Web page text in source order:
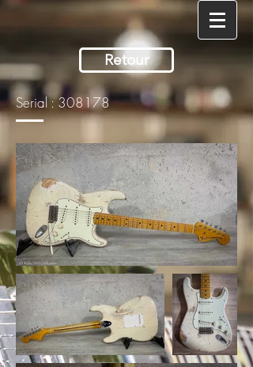
Retour
Serial : 308178